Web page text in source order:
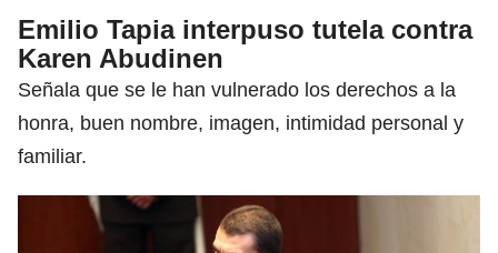
Emilio Tapia interpuso tutela contra
Karen Abudinen
Señala que se le han vulnerado los derechos a la
honra, buen nombre, imagen, intimidad personal y
familiar.